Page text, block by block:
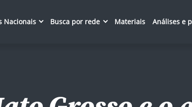
Nacionais Busca por rede Materiais Análises e